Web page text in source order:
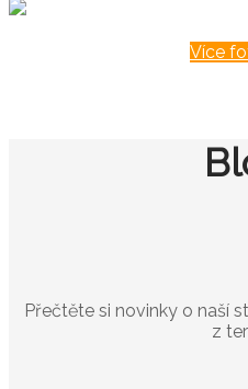
Více
Přečtěte si novinky o naší
z